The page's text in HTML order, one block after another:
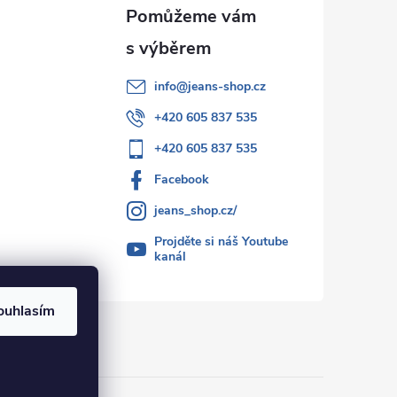
info@jeans-shop.cz
+420 605 837 535
+420 605 837 535
Facebook
jeans_shop.cz/
Projděte si náš Youtube
kanál